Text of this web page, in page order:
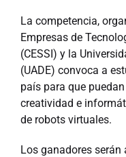
La competencia,
Empresas de
(CESSI) y la
(UADE) convoca a
país para que
creatividad e
de robots virtuales.
Los ganadores